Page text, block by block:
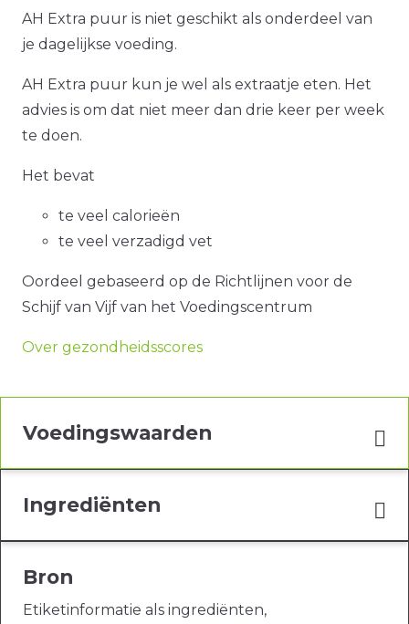
AH Extra puur is niet geschikt als onderdeel van
je dagelijkse voeding.
AH Extra puur kun je wel als extraatje eten. Het
advies is om dat niet meer dan drie keer per week
te doen.
Het bevat
te veel calorieën
te veel verzadigd vet
Oordeel gebaseerd op de Richtlijnen voor de
Schijf van Vijf van het Voedingscentrum
Over gezondheidsscores
Voedingswaarden
Ingrediënten
Bron
Etiketinformatie als ingrediënten,